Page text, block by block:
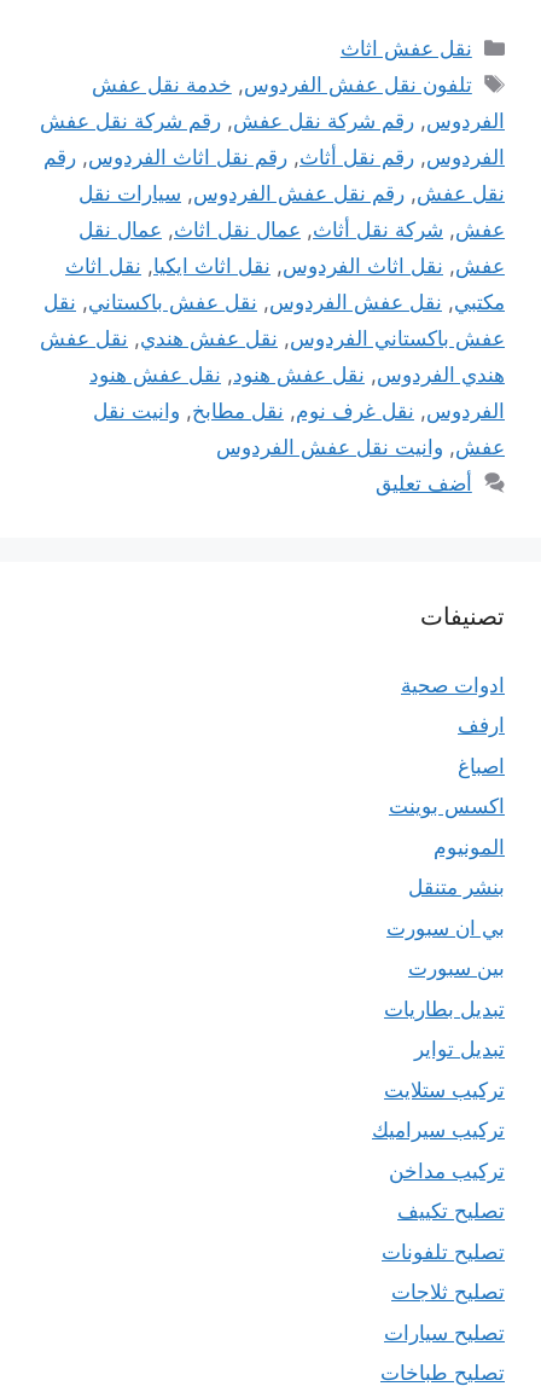
التصنيفات
نقل عفش اثاث
الوسوم
تلفون نقل عفش الفردوس, خدمة نقل عفش
الفردوس, رقم شركة نقل عفش, رقم شركة نقل عفش
الفردوس, رقم نقل أثاث, رقم نقل اثاث الفردوس, رقم
نقل عفش, رقم نقل عفش الفردوس, سيارات نقل
عفش, شركة نقل أثاث, عمال نقل اثاث, عمال نقل
عفش, نقل اثاث الفردوس, نقل اثاث ايكيا, نقل اثاث
مكتبي, نقل عفش الفردوس, نقل عفش باكستاني, نقل
عفش باكستاني الفردوس, نقل عفش هندي, نقل عفش
هندي الفردوس, نقل عفش هنود, نقل عفش هنود
الفردوس, نقل غرف نوم, نقل مطابخ, وانيت نقل
عفش, وانيت نقل عفش الفردوس
أضف تعليق
تصنيفات
ادوات صحية
ارفف
اصباغ
اكسس بوينت
المونيوم
بنشر متنقل
بي ان سبورت
بين سبورت
تبديل بطاريات
تبديل تواير
تركيب ستلايت
تركيب سيراميك
تركيب مداخن
تصليح تكييف
تصليح تلفونات
تصليح ثلاجات
تصليح سيارات
تصليح طباخات